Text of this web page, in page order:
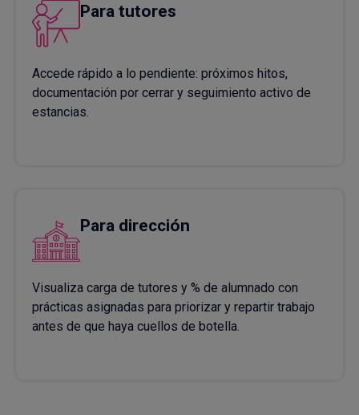
Para tutores
Accede rápido a lo pendiente: próximos hitos,
documentación por cerrar y seguimiento activo de
estancias.
Para dirección
Visualiza carga de tutores y % de alumnado con
prácticas asignadas para priorizar y repartir trabajo
antes de que haya cuellos de botella.